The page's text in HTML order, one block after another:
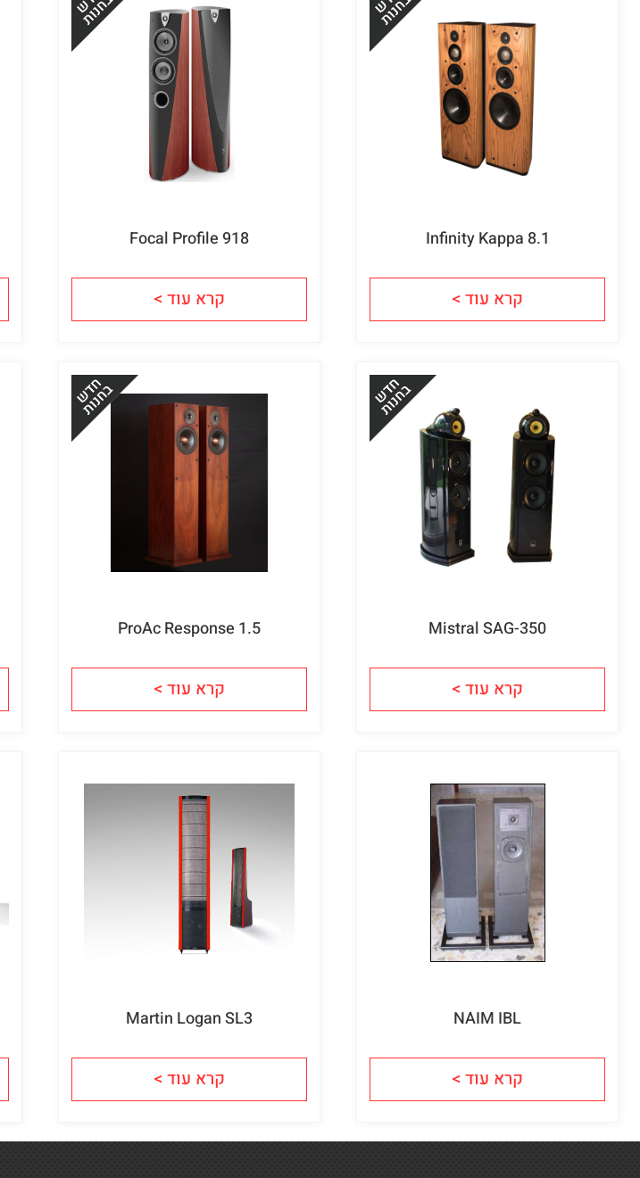
Infinity Kappa 8.1
קרא עוד >
Focal Profile 918
קרא עוד >
Mistral SAG-350
קרא עוד >
ProAc Response 1.5
קרא עוד >
NAIM IBL
קרא עוד >
Martin Logan SL3
קרא עוד >